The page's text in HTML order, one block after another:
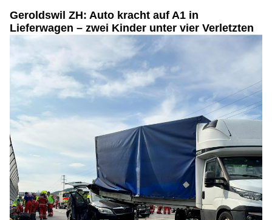
Geroldswil ZH: Auto kracht auf A1 in
Lieferwagen – zwei Kinder unter vier Verletzten